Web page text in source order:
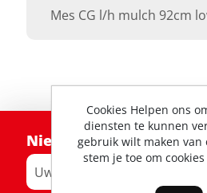
Mes CG l/h mulch 92cm
Nieuwsbrief
Cookies Helpen ons
diensten te kunnen
gebruik wilt maken van
stem je toe om